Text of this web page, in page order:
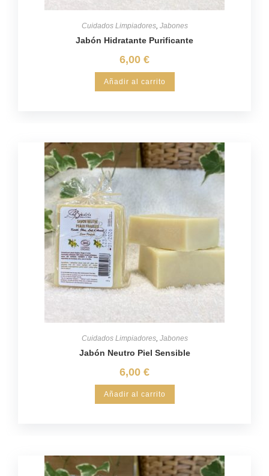
Cuidados Limpiadores, Jabones
Jabón Hidratante Purificante
6,00 €
Añadir al carrito
Cuidados Limpiadores, Jabones
Jabón Neutro Piel Sensible
6,00 €
Añadir al carrito